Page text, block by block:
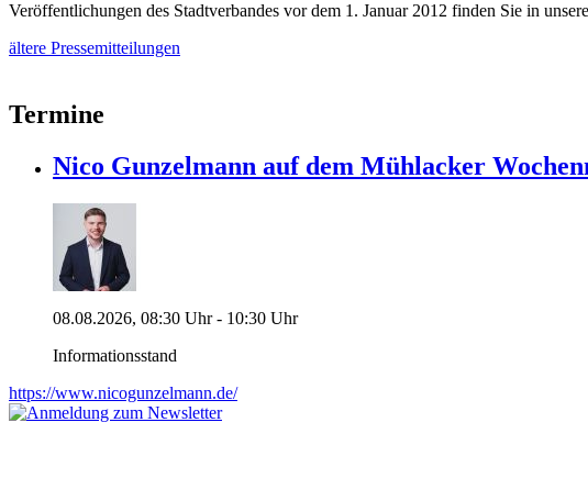
Veröffentlichungen des Stadtverbandes vor dem 1. Januar 2012 finden Sie in
ältere Pressemitteilungen
Termine
Nico Gunzelmann auf dem Mühlacker
08.08.2026, 08:30 Uhr - 10:30 Uhr
Informationsstand
https://www.nicogunzelmann.de/